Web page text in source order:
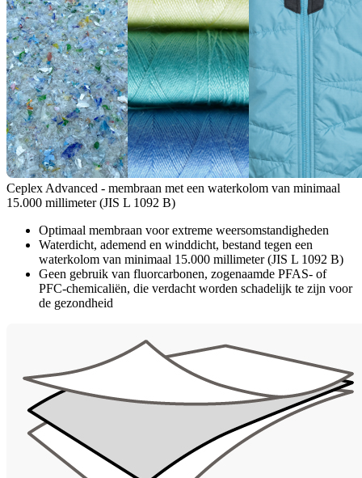
Ceplex Advanced - membraan met een waterkolom van minimaal
15.000 millimeter (JIS L 1092 B)
Optimaal membraan voor extreme weersomstandigheden
Waterdicht, ademend en winddicht, bestand tegen een
waterkolom van minimaal 15.000 millimeter (JIS L 1092 B)
Geen gebruik van fluorcarbonen, zogenaamde PFAS- of
PFC-chemicaliën, die verdacht worden schadelijk te zijn voor
de gezondheid